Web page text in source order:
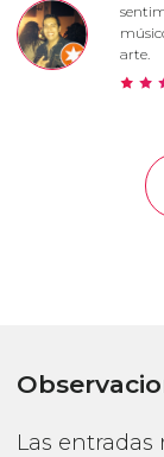
arte.
Las entradas